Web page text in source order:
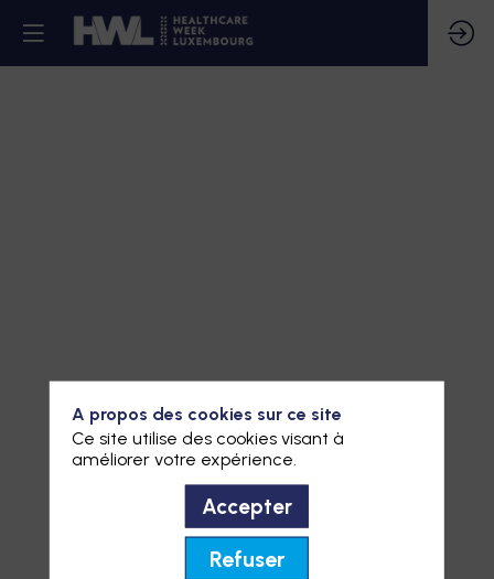
A propos des cookies sur ce site
Ce site utilise des cookies visant à
améliorer votre expérience.
Accepter
Refuser